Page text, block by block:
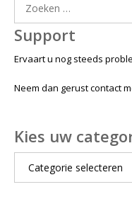
Support
Ervaart u nog steeds
Neem dan gerust contact
Kies uw